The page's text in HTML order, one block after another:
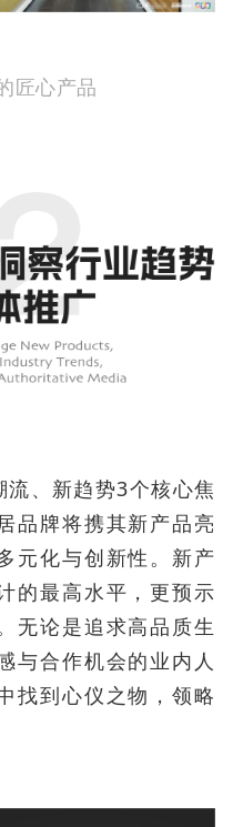
匠心产品
、新趋势3个核心焦
品牌将携其新产品亮
元化与创新性。新产
的最高水平，更预示
无论是追求高品质生
与合作机会的业内人
找到心仪之物，领略